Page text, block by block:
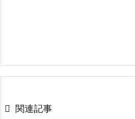
 関連記事